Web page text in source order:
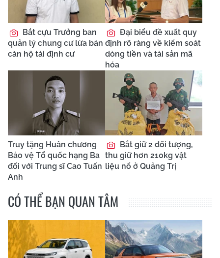
Bắt cựu Trưởng ban
quản lý chung cư lừa bán
căn hộ tái định cư
Đại biểu đề xuất quy
định rõ ràng về kiểm soát
dòng tiền và tài sản mã
hóa
Truy tặng Huân chương
Bảo vệ Tổ quốc hạng Ba
đối với Trung sĩ Cao Tuấn
Anh
Bắt giữ 2 đối tượng,
thu giữ hơn 210kg vật
liệu nổ ở Quảng Trị
CÓ THỂ BẠN QUAN TÂM